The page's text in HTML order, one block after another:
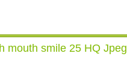
mouth smile 25 HQ Jpeg